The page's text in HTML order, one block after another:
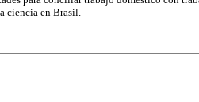
ciencia en Brasil.